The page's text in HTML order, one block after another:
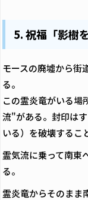
5. 祝福「影樹
モースの廃墟から街
る。
この霊炎竜がいる場
流"がある。封印は
いる）を破壊するこ
霊気流に乗って南東
る。
霊炎竜からそのまま